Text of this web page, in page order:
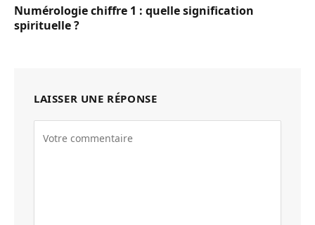
Numérologie chiffre 1 : quelle signification
spirituelle ?
LAISSER UNE RÉPONSE